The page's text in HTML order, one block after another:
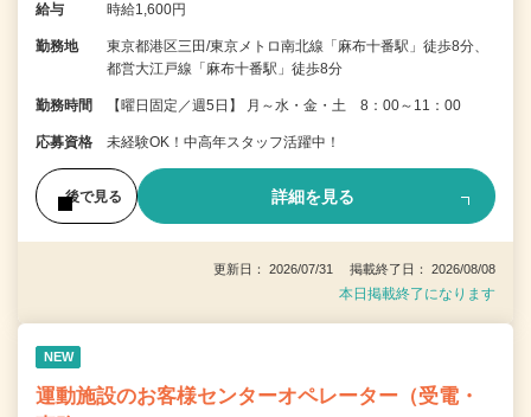
給与 時給1,600円
勤務地
東京都港区三田/東京メトロ南北線「麻布十番駅」徒歩8分、
都営大江戸線「麻布十番駅」徒歩8分
勤務時間 【曜日固定／週5日】 月～水・金・土 8：00～11：00
応募資格 未経験OK！中高年スタッフ活躍中！
後で見る 詳細を見る
更新日： 2026/07/31 掲載終了日： 2026/08/08
本日掲載終了になります
NEW
運動施設のお客様センターオペレーター（受電・